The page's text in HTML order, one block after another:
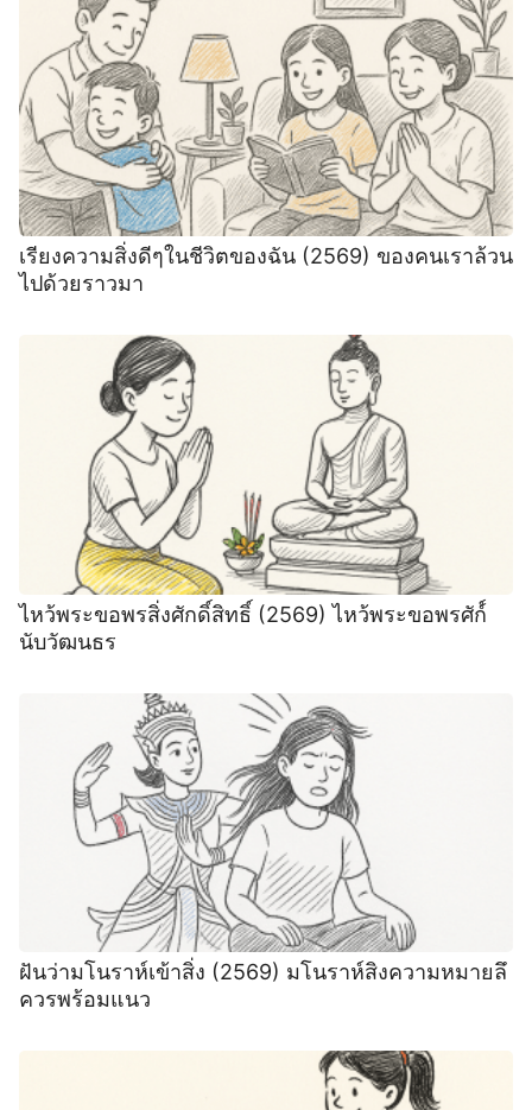
เรียงความสิ่งดีๆในชีวิตของฉัน (2569) ของคนเราล้วน
ไปด้วยราวมา
ไหว้พระขอพรสิ่งศักดิ์สิทธิ์ (2569) ไหว้พระขอพรศัก์์
นับวัฒนธร
ฝันว่ามโนราห์เข้าสิ่ง (2569) มโนราห์สิงความหมายลึ
ควรพร้อมแนว